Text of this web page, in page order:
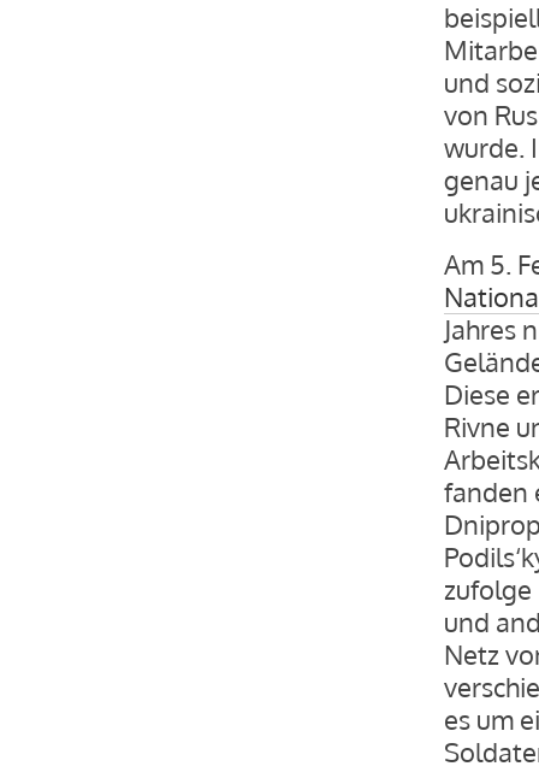
und
von
wurde.
genau
Am 5.
Jahres
Diese
Rivne
fanden
und
Netz
es um